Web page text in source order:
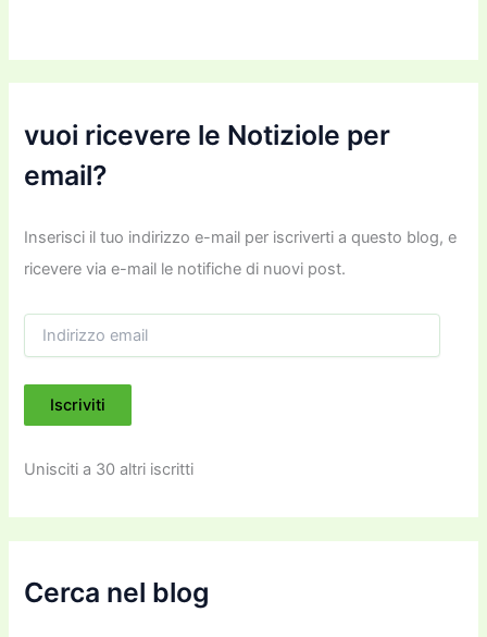
vuoi ricevere le Notiziole per
email?
Inserisci il tuo indirizzo e-mail per iscriverti a questo blog, e
ricevere via e-mail le notifiche di nuovi post.
i
i
z
e
m
i
Iscriviti
Unisciti a 30 altri iscritti
Cerca nel blog